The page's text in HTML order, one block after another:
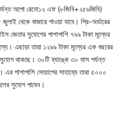
অপো রেনো১২ এফ (৮জিবি+২৫৬জিবি)
থেকে বাজারে পাওয়া যাবে। প্রি-অর্ডারের
জেতার সুযোগের পাশাপাশি ৭৯৯ টাকা মূল্যের
এছাড়া তারা ১২৯৯ টাকা মূল্যের এক বছরের
সুযোগ থাকছে। ৩০টি ব্যাঙ্কে ৩০ মাস পর্যন্ত
পাশাপাশি সোয়াপের সাহায্যে তারা ৫০০০
সুযোগ পাবেন।